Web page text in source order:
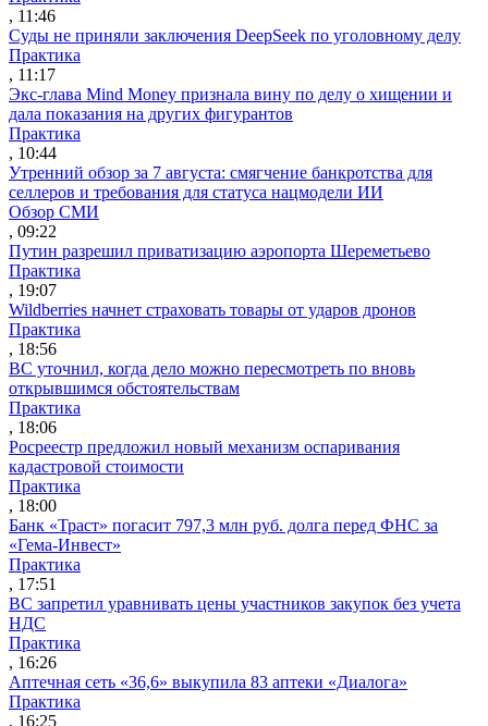
, 11:46
Суды не приняли заключения DeepSeek по уголовному делу
Практика
, 11:17
Экс-глава Mind Money признала вину по делу о хищении и
дала показания на других фигурантов
Практика
, 10:44
Утренний обзор за 7 августа: смягчение банкротства для
селлеров и требования для статуса нацмодели ИИ
Обзор СМИ
, 09:22
Путин разрешил приватизацию аэропорта Шереметьево
Практика
, 19:07
Wildberries начнет страховать товары от ударов дронов
Практика
, 18:56
ВС уточнил, когда дело можно пересмотреть по вновь
открывшимся обстоятельствам
Практика
, 18:06
Росреестр предложил новый механизм оспаривания
кадастровой стоимости
Практика
, 18:00
Банк «Траст» погасит 797,3 млн руб. долга перед ФНС за
«Гема-Инвест»
Практика
, 17:51
ВС запретил уравнивать цены участников закупок без учета
НДС
Практика
, 16:26
Аптечная сеть «36,6» выкупила 83 аптеки «Диалога»
Практика
, 16:25